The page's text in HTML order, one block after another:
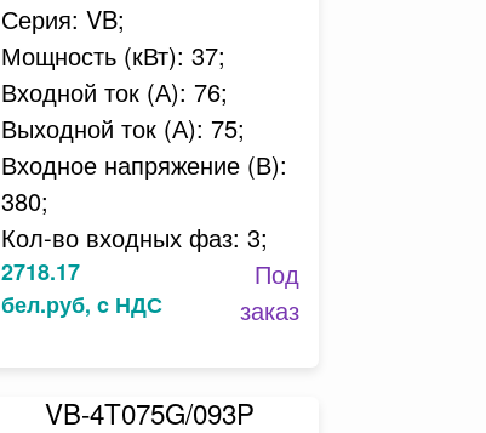
Серия: VB;
Мощность (кВт): 37;
Входной ток (А): 76;
Выходной ток (А): 75;
Входное напряжение (В):
380;
Кол-во входных фаз: 3;
2718.17
бел.руб, c НДС
Под
заказ
VB-4T075G/093P